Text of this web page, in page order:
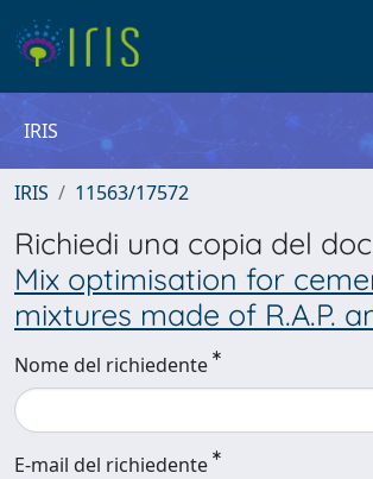
IRIS
IRIS 11563/17572
Richiedi una copia del
Mix optimisation for
mixtures made of R.A.P.
Nome del richiedente
E-mail del richiedente